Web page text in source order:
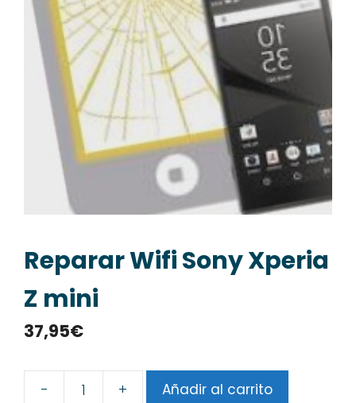
Reparar Wifi Sony Xperia
Z mini
37,95€
-
Reparar
+ Añadir al carrito